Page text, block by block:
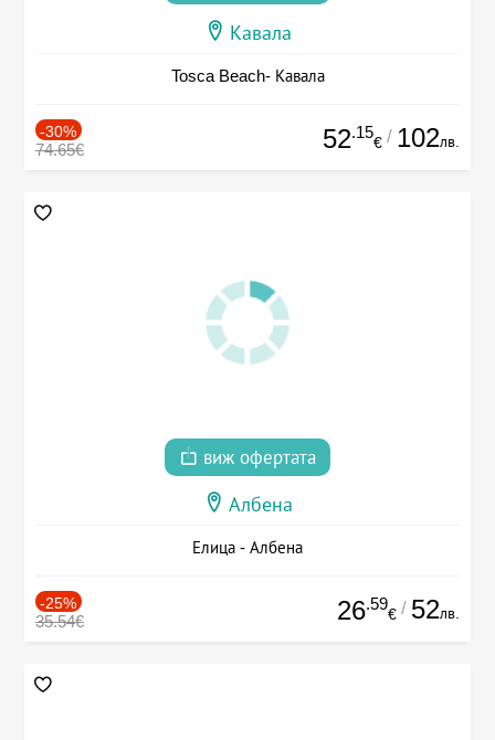
Кавала
Tosca Beach- Кавала
-30%
74.65€ 52.15
€ / 102лв.
виж офертата
Албена
Елица - Албена
-25%
35.54€ 26.59
€ / 52лв.